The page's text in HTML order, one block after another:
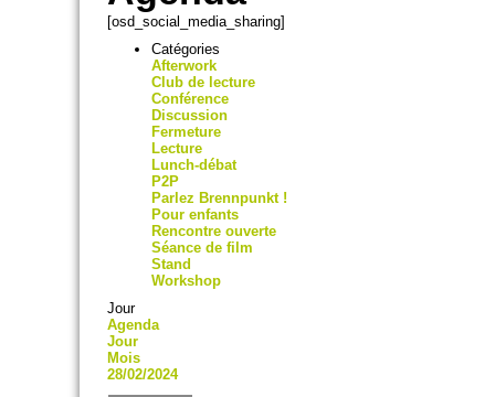
[osd_social_media_sharing]
Catégories
Afterwork
Club de lecture
Conférence
Discussion
Fermeture
Lecture
Lunch-débat
P2P
Parlez Brennpunkt !
Pour enfants
Rencontre ouverte
Séance de film
Stand
Workshop
Jour
Agenda
Jour
Mois
28/02/2024